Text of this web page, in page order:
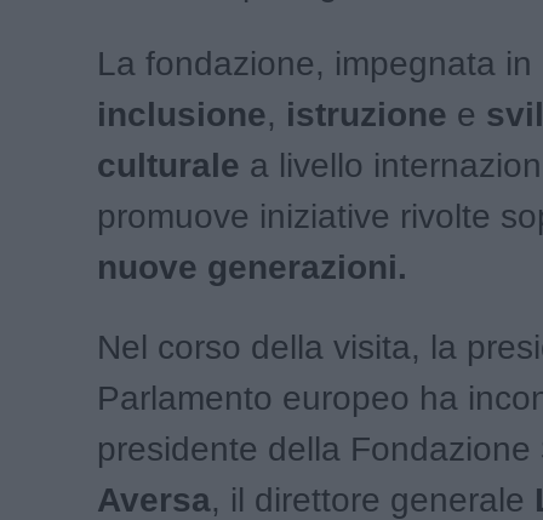
La fondazione, impegnata in
inclusione, istruzione e
culturale a livello
promuove iniziative rivolte
nuove generazioni.
Nel corso della visita, la
Parlamento europeo ha
presidente della Fondazione
Aversa, il direttore generale